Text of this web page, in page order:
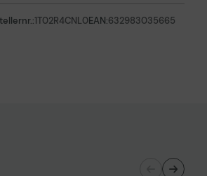
1T02R4CNL0EAN:632983035665